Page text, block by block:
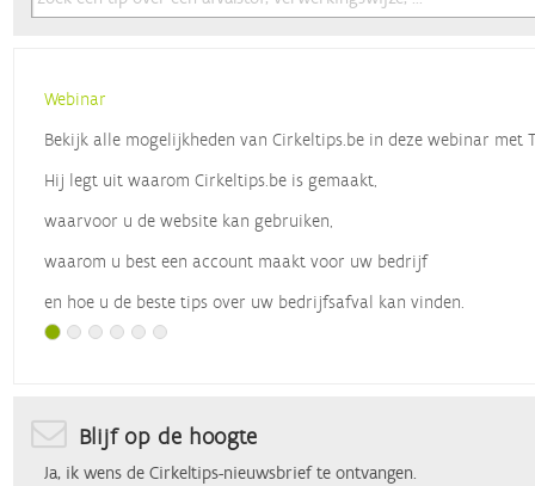
Webinar
Bekijk alle mogelijkheden van Cirkeltips.be in deze webinar met
Hij legt uit waarom Cirkeltips.be is gemaakt,
waarvoor u de website kan gebruiken,
waarom u best een account maakt voor uw bedrijf
en hoe u de beste tips over uw bedrijfsafval kan vinden.
Blijf op de hoogte
Ja, ik wens de Cirkeltips-nieuwsbrief te ontvangen.